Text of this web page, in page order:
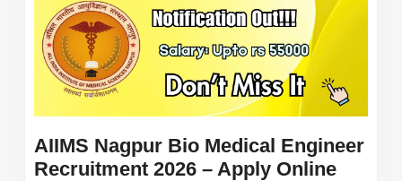
AIIMS Nagpur Bio Medical Engineer
Recruitment 2026 – Apply OnlineAIIMS